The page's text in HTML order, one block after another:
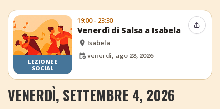
LEZIONE E
SOCIAL
19:00 - 23:30
Venerdì di Salsa a Isabela
Isabela
venerdì, ago 28, 2026
VENERDÌ, SETTEMBRE 4, 2026